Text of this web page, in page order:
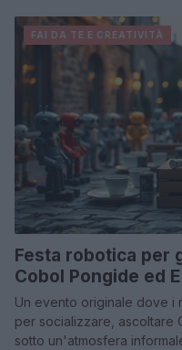
FAI DA TE E CREATIVITÀ
Festa robotica per
Cobol Pongide ed
Un evento originale dove i
per socializzare, ascoltare
sotto un'atmosfera